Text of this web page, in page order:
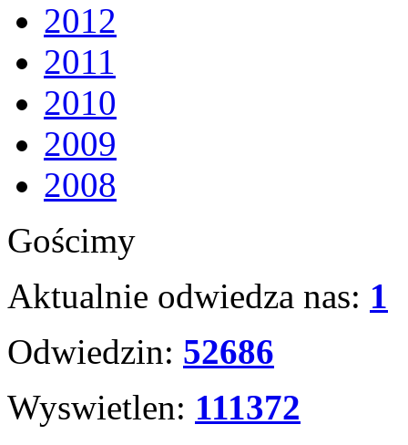
2012
2011
2010
2009
2008
Gościmy
Aktualnie odwiedza nas: 1
Odwiedzin: 52686
Wyswietlen: 111372